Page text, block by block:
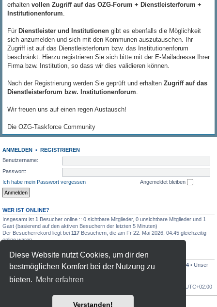
Diese Website nutzt Cookies, um dir den
bestmöglichen Komfort bei der Nutzung zu
bieten. Mehr erfahren
Verstanden!
erhalten vollen Zugriff auf das OZG-Forum + Dienstleisterforum +
Institutionenforum
Für Dienstleister und Institutionen gibt es ebenfalls die Möglichkeit
sich anzumelden und sich mit den Kommunen auszutauschen. Ihr
Zugriff ist auf das Dienstleisterforum bzw. das Institutionenforum
beschränkt. Hierzu registrieren Sie sich bitte mit der E-Mailadresse Ihrer
Firma bzw. Institution, so dass wir dies validieren können.
Nach der Registrierung werden Sie geprüft und erhalten Zugriff auf das
Dienstleisterforum bzw. Institutionenforum
Wir freuen uns auf einen regen Austausch!
Die OZG-Taskforce Community
ANMELDEN • REGISTRIEREN
Benutzername:
Passwort:
Ich habe mein Passwort vergessen
Angemeldet bleiben
WER IST ONLINE?
Insgesamt ist 1
Besucher online :: 0 sichtbare Mitglieder, 0 unsichtbare Mitglieder und 1
Gast (basierend auf den aktiven Besuchern der letzten 5 Minuten)
Der Besucherrekord liegt bei 117 Besuchern, die am Fr 22. Mai 2026, 04:45 gleichzeitig
online waren.
STATISTIK
Beiträge insgesamt7844 • Themen insgesamt1808 • Mitglieder insgesamt 1104 • Unser
neuestes Mitglied:
UTC+02:00
Powered byphpBB® Forum Software © phpBB Limited